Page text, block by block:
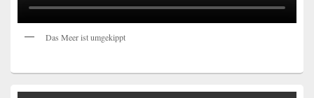
Das Meer ist umgekippt